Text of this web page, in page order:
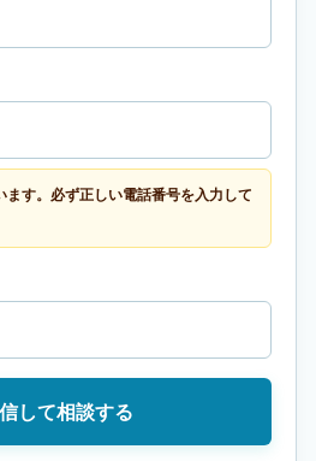
す。必ず正しい電話番号を入力して
して相談する